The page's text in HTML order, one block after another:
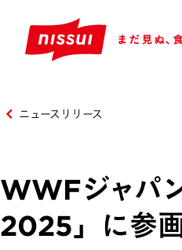
ニュースリリース
WWFジャパ
2025」に参